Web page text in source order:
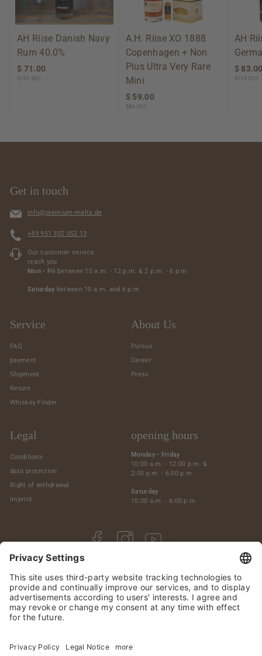
AH Riise Danish Navy
Rum 40.0%
$ 71.00
$101.43/l
A.H. Riise XO 1888
Copenhagen + Non
Plus Ultra Very Rare
Mini
$ 59.00
$84.29/l
AH
$
$118.57/l
Get in touch
info@premium-malts.de
+49 951 302 052 13
Our customer service
reach you
Mon - Fri between 10 a.m. - 12 p.m. & 2 p.m. - 6 p.m
Saturday between 10 a.m. and 6 p.m
Service
FAQ
payment
Shipment
Return
Whiskey Finder
About Us
Pursue
Career
Press
Legal
Conditions
data protection
Right of withdrawal
imprint
opening hours
Monday - Friday
10:00 a.m. - 12:00 p.m. &
2:00 p.m. - 6:00 p.m
Saturday
10:00 a.m. - 6:00 p.m
Facebook Instagram